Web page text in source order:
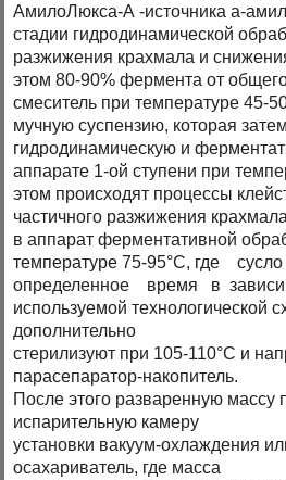
АмилоЛюкса-А -источника а-
стадии гидродинамической
разжижения крахмала и
этом 80-90% фермента от
смеситель при температуре 45-
мучную суспензию, которая
гидродинамическую и
аппарате 1-ой ступени при
этом происходят процессы
частичного разжижения
в аппарат ферментативной
температуре 75-95°С, где
определенное время в
используемой технологической
дополнительно
стерилизуют при 105-110°С и
парасепаратор-накопитель.
После этого разваренную массу
испарительную камеру
установки вакуум-охлаждения
осахариватель, где масса